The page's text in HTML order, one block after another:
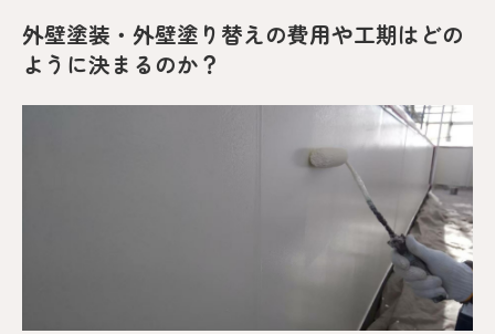
外壁塗装・外壁塗り替えの費用や工期はどの
ように決まるのか？